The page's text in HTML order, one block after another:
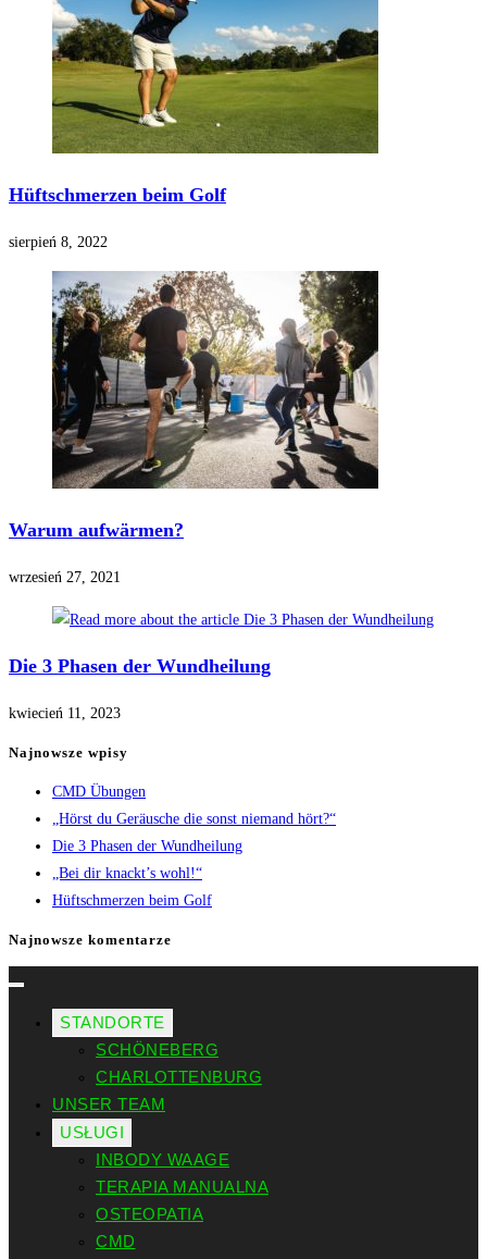
Hüftschmerzen beim Golf
sierpień 8, 2022
Warum aufwärmen?
wrzesień 27, 2021
Die 3 Phasen der Wundheilung
kwiecień 11, 2023
Najnowsze wpisy
CMD Übungen
„Hörst du Geräusche die sonst niemand hört?“
Die 3 Phasen der Wundheilung
„Bei dir knackt’s wohl!“
Hüftschmerzen beim Golf
Najnowsze komentarze
STANDORTE
SCHÖNEBERG
CHARLOTTENBURG
UNSER TEAM
USŁUGI
INBODY WAAGE
TERAPIA MANUALNA
OSTEOPATIA
CMD